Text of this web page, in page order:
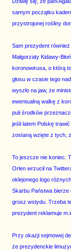
samym początku
przystrojonej rośliny
Sam prezydent
Małgorzaty Kidawy-
koronowirusa, o którą
głosu w czasie tego
wyszło na jaw, że
ewentualną walkę z
puli środków
jeśli latem Polskę
zostaną wzięte z tych,
To jeszcze nie koniec.
Orlen wrzucił na
oklejonego logo
Skarbu Państwa bierze
grosz wstydu. Trzeba
prezydent reklamuje
Przy okazji sejmowej
że prezydenckie